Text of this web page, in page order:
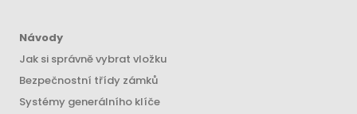
Návody
Jak si správně vybrat vložku
Bezpečnostní třídy zámků
Systémy generálního klíče